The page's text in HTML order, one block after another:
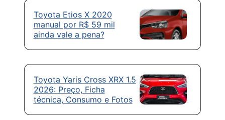
Toyota Etios X 2020
manual por R$ 59 mil
ainda vale a pena?
Toyota Yaris Cross XRX 1.5
2026: Preço, Ficha
técnica, Consumo e Fotos